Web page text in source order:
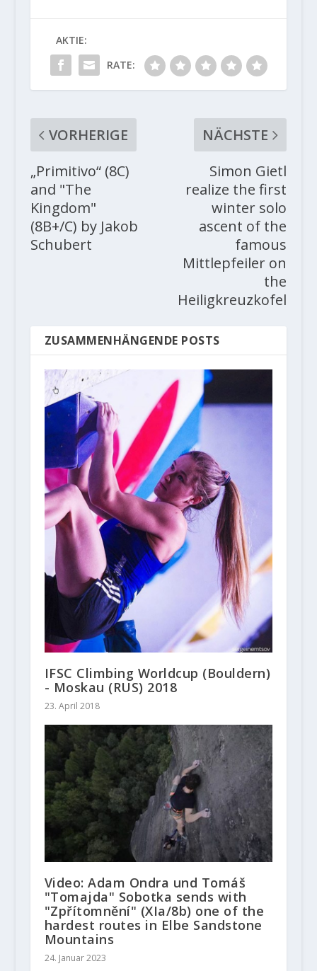
AKTIE:
RATE:
VORHERIGE
„Primitivo“ (8C)
and "The
Kingdom"
(8B+/C) by Jakob
Schubert
NÄCHSTE
Simon Gietl
realize the first
winter solo
ascent of the
famous
Mittlepfeiler on
the
Heiligkreuzkofel
ZUSAMMENHÄNGENDE POSTS
IFSC Climbing Worldcup (Bouldern)
- Moskau (RUS) 2018
23. April 2018
Video: Adam Ondra und Tomáš
"Tomajda" Sobotka sends with
"Zpřítomnění" (XIa/8b) one of the
hardest routes in Elbe Sandstone
Mountains
24. Januar 2023